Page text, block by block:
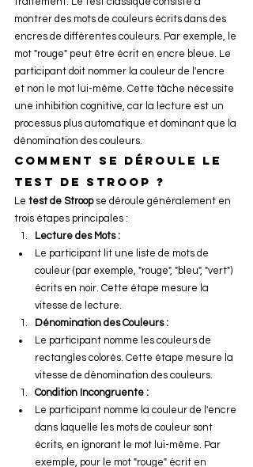
montrer des mots de couleurs écrits dans des
encres de différentes couleurs. Par exemple, le
mot "rouge" peut être écrit en encre bleue. Le
participant doit nommer la couleur de l'encre
et non le mot lui-même. Cette tâche nécessite
une inhibition cognitive, car la lecture est un
processus plus automatique et dominant que la
dénomination des couleurs.
comment se déroule le
test de stroop ?
Le test de Stroop se déroule généralement en
trois étapes principales :
Lecture des Mots :
Le participant lit une liste de mots de
couleur (par exemple, "rouge", "bleu", "vert")
écrits en noir. Cette étape mesure la
vitesse de lecture.
Dénomination des Couleurs :
Le participant nomme les couleurs de
rectangles colorés. Cette étape mesure la
vitesse de dénomination des couleurs.
Condition Incongruente :
Le participant nomme la couleur de l'encre
dans laquelle les mots de couleur sont
écrits, en ignorant le mot lui-même. Par
exemple, pour le mot "rouge" écrit en